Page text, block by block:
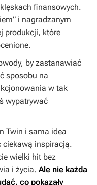
finansowych.
i nagradzanym
produkcji, które
by zastanawiać
sposobu na
w tak
wypatrywać
Twin i sama idea
ciekawą inspiracją.
wielki hit bez
i życia. Ale nie każda
co pokazały